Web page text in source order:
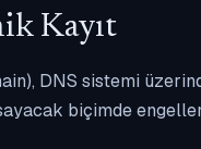
Kayıt
DNS sistemi
biçimde